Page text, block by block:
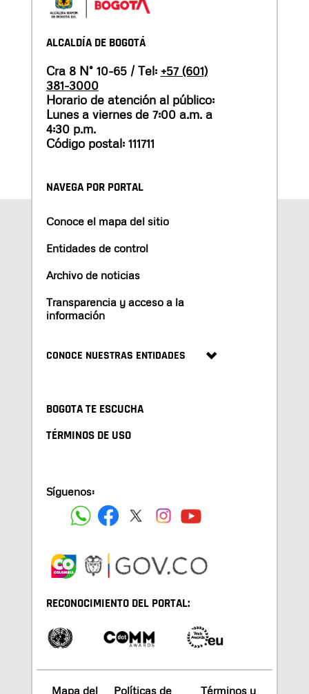
ALCALDÍA DE BOGOTÁ
Cra 8 N° 10-65 / Tel: +57 (601)
381-3000
Horario de atención al público:
Lunes a viernes de 7:00 a.m. a
4:30 p.m.
Código postal: 111711
NAVEGA POR PORTAL
Conoce el mapa del sitio
Entidades de control
Archivo de noticias
Transparencia y acceso a la
información
CONOCE NUESTRAS ENTIDADES
BOGOTA TE ESCUCHA
TÉRMINOS DE USO
Síguenos:
RECONOCIMIENTO DEL PORTAL:
Mapa del Políticas de Términos y